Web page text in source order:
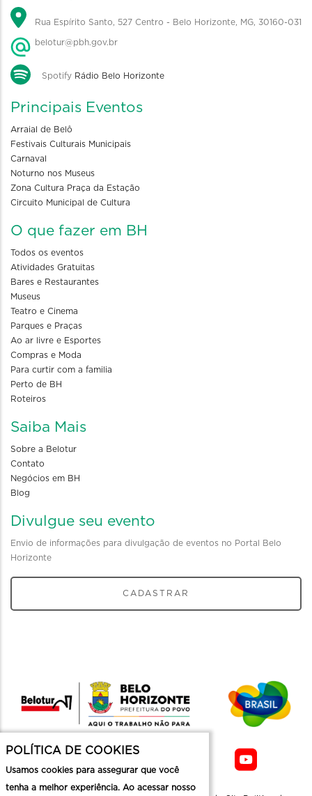
Rua Espírito Santo, 527 Centro - Belo Horizonte, MG, 30160-031
belotur@pbh.gov.br
Spotify Rádio Belo Horizonte
Principais Eventos
Arraial de Belô
Festivais Culturais Municipais
Carnaval
Noturno nos Museus
Zona Cultura Praça da Estação
Circuito Municipal de Cultura
O que fazer em BH
Todos os eventos
Atividades Gratuitas
Bares e Restaurantes
Museus
Teatro e Cinema
Parques e Praças
Ao ar livre e Esportes
Compras e Moda
Para curtir com a familia
Perto de BH
Roteiros
Saiba Mais
Sobre a Belotur
Contato
Negócios em BH
Blog
Divulgue seu evento
Envio de informações para divulgação de eventos no Portal Belo
Horizonte
CADASTRAR
POLÍTICA DE COOKIES
Usamos cookies para assegurar que você
tenha a melhor experiência. Ao acessar nosso